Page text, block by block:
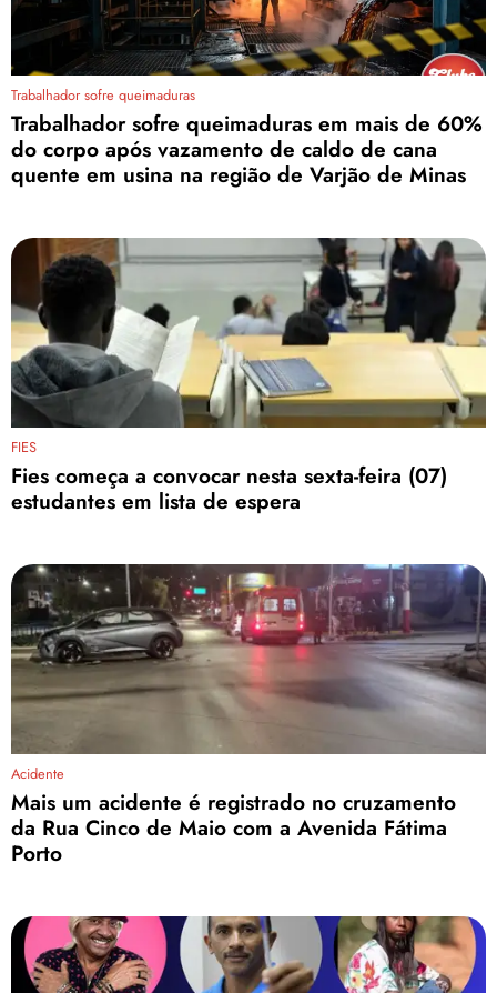
Trabalhador sofre queimaduras
Trabalhador sofre queimaduras em mais de 60%
do corpo após vazamento de caldo de cana
quente em usina na região de Varjão de Minas
FIES
Fies começa a convocar nesta sexta-feira (07)
estudantes em lista de espera
Acidente
Mais um acidente é registrado no cruzamento
da Rua Cinco de Maio com a Avenida Fátima
Porto